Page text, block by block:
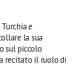
e
la sua
sul piccolo
recitato il ruolo di